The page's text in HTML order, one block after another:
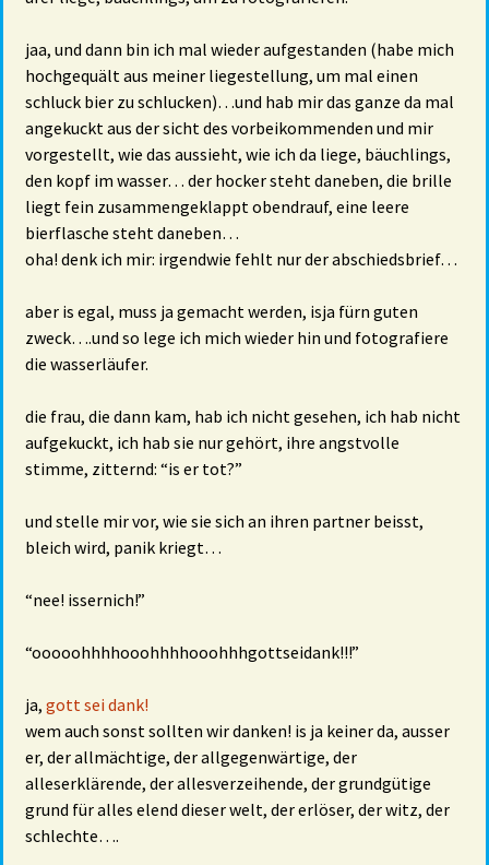
jaa, und dann bin ich mal wieder aufgestanden (habe mich
hochgequält aus meiner liegestellung, um mal einen
schluck bier zu schlucken)…und hab mir das ganze da mal
angekuckt aus der sicht des vorbeikommenden und mir
vorgestellt, wie das aussieht, wie ich da liege, bäuchlings,
den kopf im wasser… der hocker steht daneben, die brille
liegt fein zusammengeklappt obendrauf, eine leere
bierflasche steht daneben…
oha! denk ich mir: irgendwie fehlt nur der abschiedsbrief…
aber is egal, muss ja gemacht werden, isja fürn guten
zweck….und so lege ich mich wieder hin und fotografiere
die wasserläufer.
die frau, die dann kam, hab ich nicht gesehen, ich hab nicht
aufgekuckt, ich hab sie nur gehört, ihre angstvolle
stimme, zitternd: “is er tot?”
und stelle mir vor, wie sie sich an ihren partner beisst,
bleich wird, panik kriegt…
“nee! issernich!”
“ooooohhhhooohhhhooohhhgottseidank!!!”
ja, gott sei dank!
wem auch sonst sollten wir danken! is ja keiner da, ausser
er, der allmächtige, der allgegenwärtige, der
alleserklärende, der allesverzeihende, der grundgütige
grund für alles elend dieser welt, der erlöser, der witz, der
schlechte….